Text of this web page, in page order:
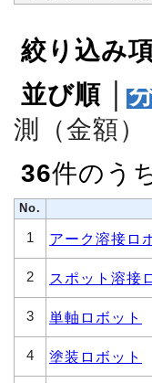
絞り込み
並び順
測（金額）
36件のう
No.
1 アーク溶接ロ
2 スポット溶接
3 単軸ロボット
4 塗装ロボット